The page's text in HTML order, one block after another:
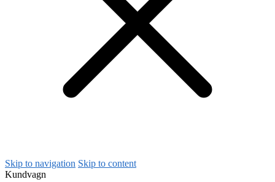
Skip to navigation Skip to content
Kundvagn